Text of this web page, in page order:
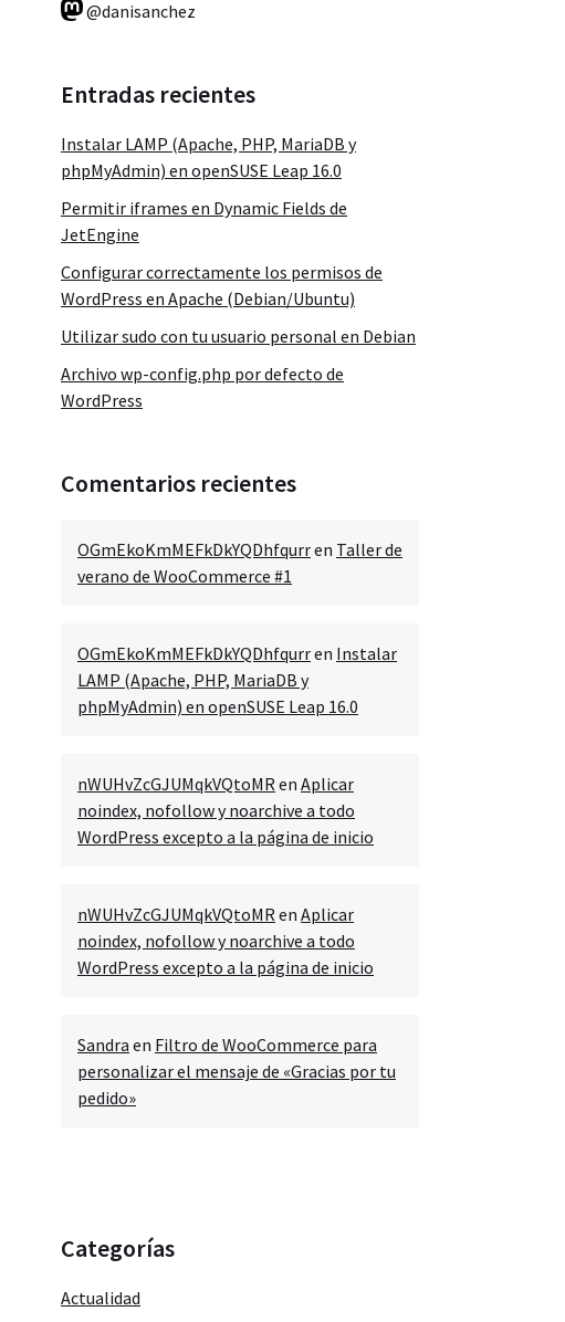
@danisanchez
Entradas recientes
Instalar LAMP (Apache, PHP, MariaDB y
phpMyAdmin) en openSUSE Leap 16.0
Permitir iframes en Dynamic Fields de
JetEngine
Configurar correctamente los permisos de
WordPress en Apache (Debian/Ubuntu)
Utilizar sudo con tu usuario personal en Debian
Archivo wp-config.php por defecto de
WordPress
Comentarios recientes
OGmEkoKmMEFkDkYQDhfqurren Taller de
verano de WooCommerce #1
OGmEkoKmMEFkDkYQDhfqurren Instalar
LAMP (Apache, PHP, MariaDB y
phpMyAdmin) en openSUSE Leap 16.0
nWUHvZcGJUMqkVQtoMRen Aplicar
noindex, nofollow y noarchive a todo
WordPress excepto a la página de inicio
nWUHvZcGJUMqkVQtoMRen Aplicar
noindex, nofollow y noarchive a todo
WordPress excepto a la página de inicio
Sandra en Filtro de WooCommerce para
personalizar el mensaje de «Gracias por tu
pedido»
Categorías
Actualidad